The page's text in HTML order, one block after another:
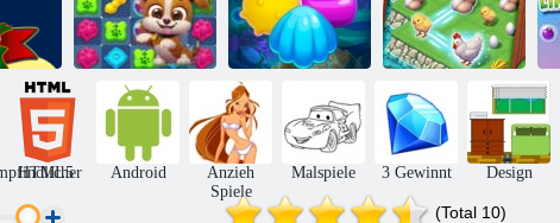
Schiffe
Versenken
KrisMas
Mahjong
11x11 Blöcke
Hundepuzzlegeschichte Aqua Blitz 2
Tropische
Zusammenführung
HTML5 Android
Anzieh
Spiele
Malspiele 3 Gewinnt Design
(Total 10)